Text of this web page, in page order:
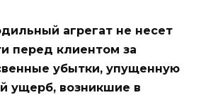
агрегат не несет
перед клиентом за
убытки, упущенную
ущерб, возникшие в